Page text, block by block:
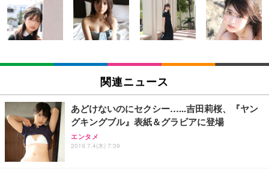
キング pc 事務椅子 360度回転 座面昇降 強化ナイロ
ン樹脂ベース 通気性メッシュ 在宅ワーク H-WY01
(黒網+黒枠+黒足)
￥5,699
SIHOO B100 オフィスチェア／デスクチェア メッシ
ュチェア 人間工学 疲れない ブラック
￥27,999
ワーク チェア 強化バックレスト 30度ロッキング機
能 人間工学 椅子 腰サポート 90度跳ね上げ式アーム
イト
￥105,595
EIZO ビジネス向けプレミアムモニター | FlexScan
￥109,572
【純正品】27"ゲーミングモニター DualSense 充電
フック付き（CFI-ZDM1J）
回使い捨て 無香料 ホワイト 300枚
￥3,373
Amazonベーシック ペットシーツ 厚型 ワイド 42枚
x2袋(84枚) ホワイト(吸収面:ライトブルー)
￥3,234
ネオ・ルーライフ ネオ・オムツ L 中型犬用 26枚入
り 単品
関連ニュース
あどけないのにセクシー…...吉田莉桜、『ヤン
グキングブル』表紙＆グラビアに登場
エンタメ
2019.7.4(木) 7:39